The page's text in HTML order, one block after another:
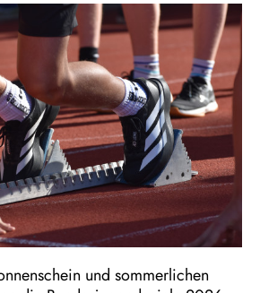
und sommerlichen